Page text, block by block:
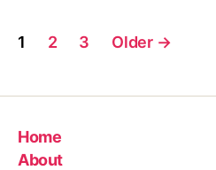
Posts
1 2 3 Older →
Home
About